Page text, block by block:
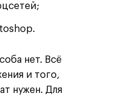
нет. Всё
и того,
нужен. Для